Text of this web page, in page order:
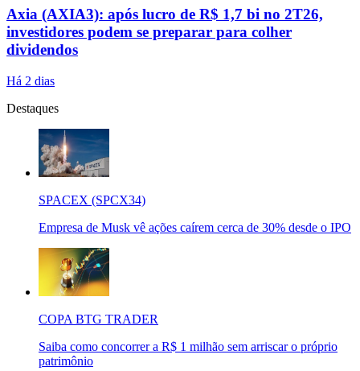
Axia (AXIA3): após lucro de R$ 1,7 bi no 2T26,
investidores podem se preparar para colher
dividendos
Há 2 dias
Destaques
SPACEX (SPCX34)
Empresa de Musk vê ações caírem cerca de 30% desde o IPO
COPA BTG TRADER
Saiba como concorrer a R$ 1 milhão sem arriscar o próprio
patrimônio